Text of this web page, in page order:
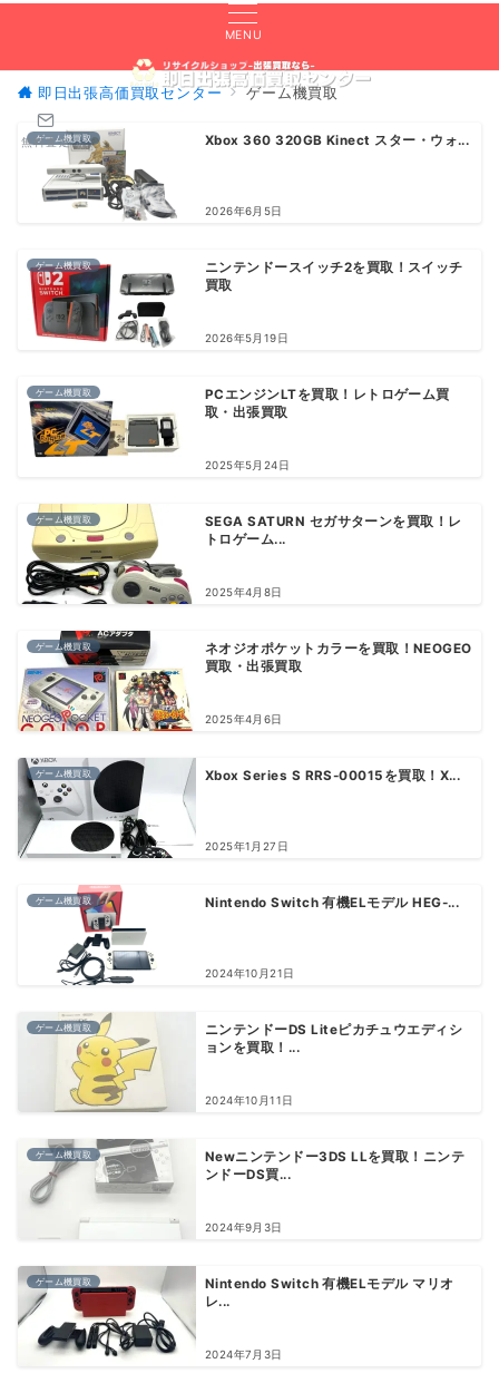
MENU
無料査定
即日出張高価買取センター ゲーム機買取
ゲーム機買取 Xbox 360 320GB Kinect スター・ウォ...
2026年6月5日
ゲーム機買取
ニンテンドースイッチ2を買取！スイッチ
買取
2026年5月19日
ゲーム機買取
PCエンジンLTを買取！レトロゲーム買
取・出張買取
2025年5月24日
ゲーム機買取
SEGA SATURN セガサターンを買取！レ
トロゲーム...
2025年4月8日
ゲーム機買取
ネオジオポケットカラーを買取！NEOGEO
買取・出張買取
2025年4月6日
ゲーム機買取 Xbox Series S RRS-00015を買取！X...
2025年1月27日
ゲーム機買取 Nintendo Switch 有機ELモデル HEG-...
2024年10月21日
ゲーム機買取
ニンテンドーDS Liteピカチュウエディシ
ョンを買取！...
2024年10月11日
ゲーム機買取
Newニンテンドー3DS LLを買取！ニンテ
ンドーDS買...
2024年9月3日
ゲーム機買取
Nintendo Switch 有機ELモデル マリオ
レ...
2024年7月3日